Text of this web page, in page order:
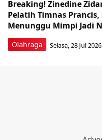
Olahraga
Breaking! Zinedine
Pelatih Timnas Prancis,
Menunggu Mimpi Jadi
Selasa, 28 Jul